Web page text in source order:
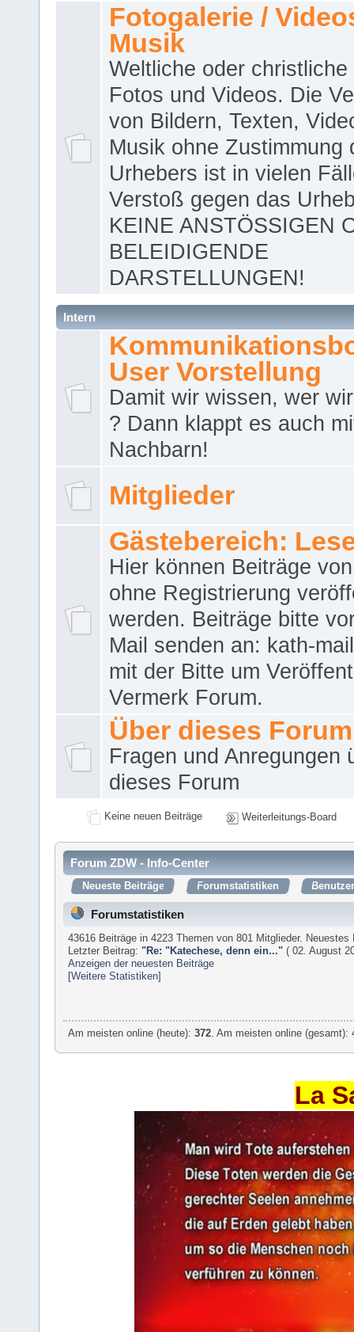
Fotogalerie /
Musik
Weltliche oder christliche
Fotos und Videos. Die
von Bildern, Texten,
Musik ohne Zustimmung
Urhebers ist in vielen
Verstoß gegen das
KEINE ANSTÖSSIGEN
BELEIDIGENDE
DARSTELLUNGEN!
Intern
User Vorstellung
Damit wir wissen, wer
? Dann klappt es auch
Nachbarn!
Mitglieder
Gästebereich:
Hier können Beiträge
ohne Registrierung
werden. Beiträge bitte
Mail senden an: kath-
mit der Bitte um
Vermerk Forum.
Über dieses Forum
Fragen und Anregungen
dieses Forum
Keine neuen Beiträge Weiterleitungs-Board
Forum ZDW - Info-Center
Neueste Beiträge Forumstatistiken
Forumstatistiken
43616 Beiträge in 4223 Themen von 801 Mitglieder.
Letzter Beitrag: "Re: "Katechese, denn ein..." ( 02. August
Anzeigen der neuesten Beiträge
[Weitere Statistiken]
Am meisten online (heute):372 . Am meisten online
La